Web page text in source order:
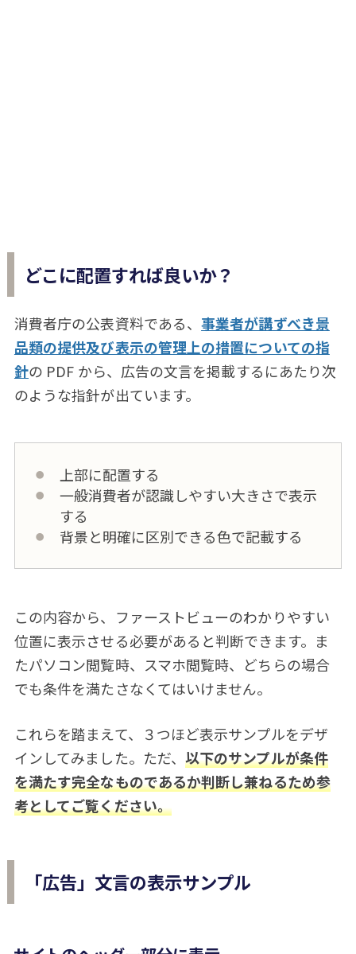
どこに配置すれば良いか？
消費者庁の公表資料である、事業者が講ずべき景
品類の提供及び表示の管理上の措置についての指
針の PDF から、広告の文言を掲載するにあたり次
のような指針が出ています。
上部に配置する
一般消費者が認識しやすい大きさで表示
する
背景と明確に区別できる色で記載する
この内容から、ファーストビューのわかりやすい
位置に表示させる必要があると判断できます。ま
たパソコン閲覧時、スマホ閲覧時、どちらの場合
でも条件を満たさなくてはいけません。
これらを踏まえて、３つほど表示サンプルをデザ
インしてみました。ただ、 以下のサンプルが条件
を満たす完全なものであるか判断し兼ねるため参
考としてご覧ください。
「広告」文言の表示サンプル